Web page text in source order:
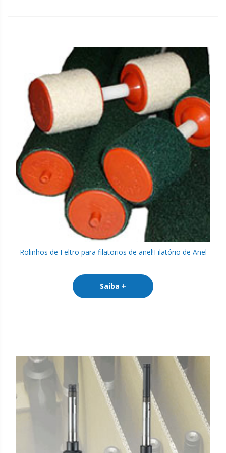
Rolinhos de Feltro para filatorios de anel!Filatório de Anel
Saiba +